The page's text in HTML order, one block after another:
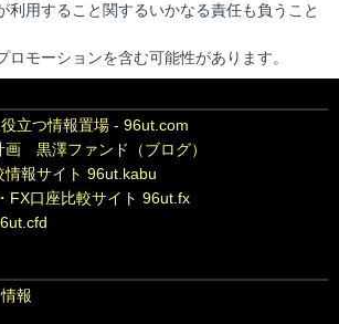
利用すること関するいかなる責任も負うこと
ロモーションを含む可能性があります。
立つ情報置場 - 96ut.com
画 黒澤ファンド（ブログ）
情報サイト 96ut.kabu
FX口座比較サイト 96ut.fx
報